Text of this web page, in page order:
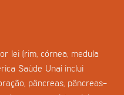
lei (rim, córnea, medula
Saúde Unaí inclui
pâncreas, pâncreas-